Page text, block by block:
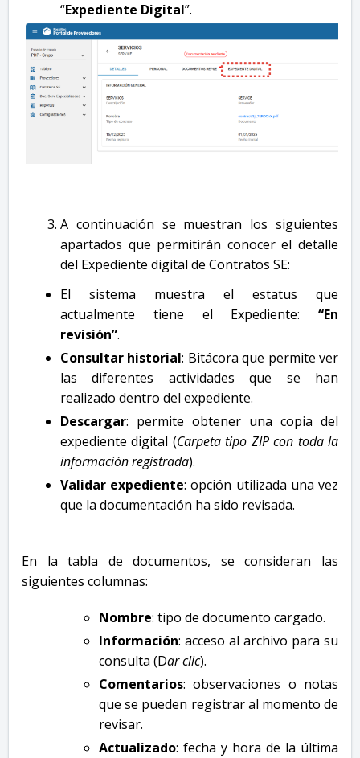
“Expediente Digital”.
A continuación se muestran los siguientes
apartados que permitirán conocer el detalle
del Expediente digital de Contratos SE:
El sistema muestra el estatus que
actualmente tiene el Expediente: “En
revisión”.
Consultar historial: Bitácora que permite ver
las diferentes actividades que se han
realizado dentro del expediente.
Descargar: permite obtener una copia del
expediente digital (Carpeta tipo ZIP con toda la
información registrada).
Validar expediente: opción utilizada una vez
que la documentación ha sido revisada.
En la tabla de documentos, se consideran las
siguientes columnas:
Nombre: tipo de documento cargado.
Información: acceso al archivo para su
consulta (Dar clic).
Comentarios: observaciones o notas
que se pueden registrar al momento de
revisar.
Actualizado: fecha y hora de la última